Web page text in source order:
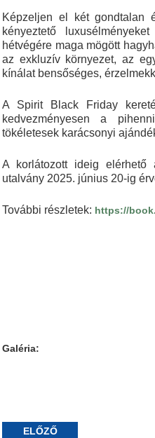
Képzeljen el két gondtalan
kényeztető
hétvégére maga mögött
az exkluzív környezet, az
kínálat bensőséges,
A Spirit Black Friday
kedvezményesen a
tökéletesek karácsonyi
A korlátozott ideig elérhető
utalvány 2025. június 20-ig
További részletek: https://
Galéria:
ELŐZŐ